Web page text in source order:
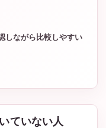
しながら比較しやすい
ていない人